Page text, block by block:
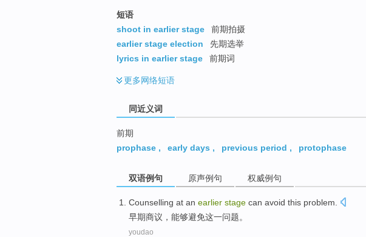
短语
shoot in earlier stage
前期拍摄
earlier stage election
先期选举
lyrics in earlier stage
前期词
更多网络短语
同近义词
前期
prophase , early days , previous period , protophase
双语例句 原声例句 权威例句
Counselling at an earlier stage can avoid this problem
早期商议 ， 能够避免这一问题。
youdao